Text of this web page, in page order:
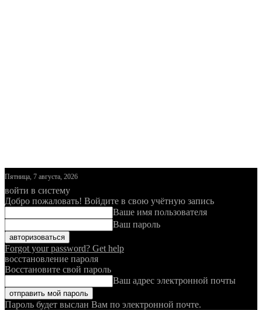
Пятница, 7 августа, 2026
войти в систему
Добро пожаловать! Войдите в свою учётную запись
Ваше имя пользователя
Ваш пароль
Forgot your password? Get help
восстановление пароля
Восстановите свой пароль
Ваш адрес электронной почты
Пароль будет выслан Вам по электронной почте.